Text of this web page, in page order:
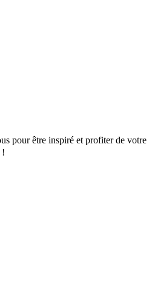
pour être inspiré et profiter de votre
!